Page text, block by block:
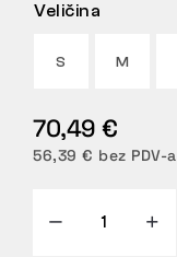
POVRATI
Veličina
S M
70,49 €
56,39 € bez PDV-a